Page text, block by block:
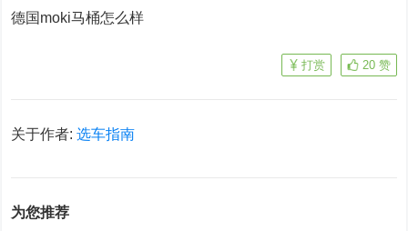
德国moki马桶怎么样
20 赞
打赏
关于作者:选车指南
为您推荐